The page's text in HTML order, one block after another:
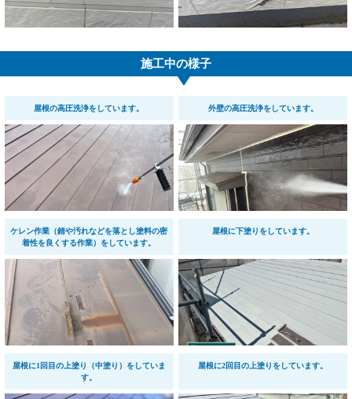
施工中の様子
屋根の高圧洗浄をしています。 外壁の高圧洗浄をしています。
ケレン作業（錆や汚れなどを落とし塗料の密
着性を良くする作業）をしています。
屋根に下塗りをしています。
屋根に1回目の上塗り（中塗り）をしていま
す。
屋根に2回目の上塗りをしています。